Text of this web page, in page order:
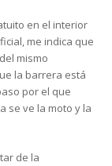
en el interior
me indica que
mismo
la barrera está
por el que
se ve la moto y la
de la